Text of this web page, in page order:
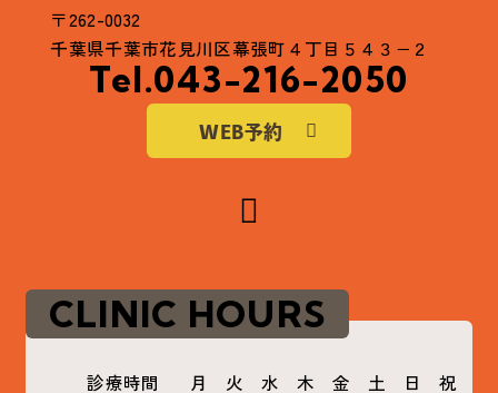
〒262-0032
千葉県千葉市花見川区幕張町４丁目５４３−２
Tel.043-216-2050
WEB予約
CLINIC HOURS
診療時間 月 火 水 木 金 土 日 祝